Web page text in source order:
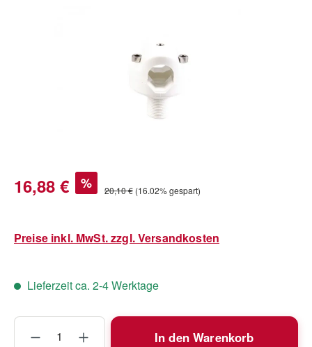
Verkaufspreis:
16,88 € % Regulärer Preis:
20,10 € (16.02% gespart)
Preise inkl. MwSt. zzgl. Versandkosten
Lieferzeit ca. 2-4 Werktage
Produkt Anzahl: Gib den gewünschten
In den Warenkorb